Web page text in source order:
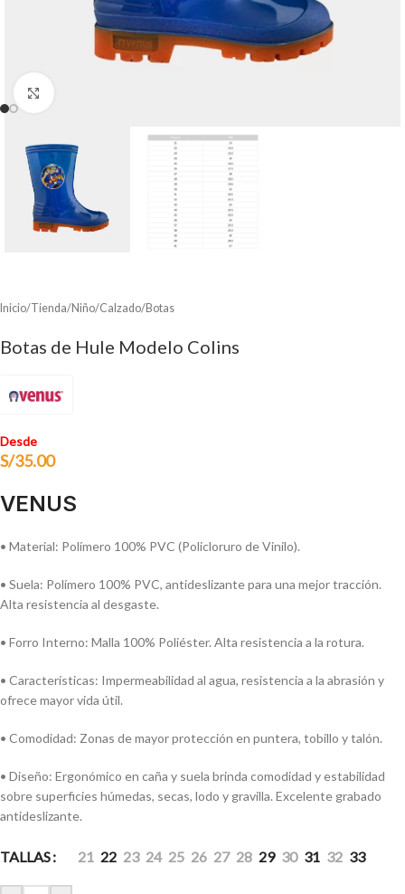
Inicio/Tienda/Niño/Calzado/Botas
Botas de Hule Modelo Colins
Desde
S/35.00
VENUS
• Material: Polímero 100% PVC (Policloruro de Vinilo).
• Suela: Polímero 100% PVC, antideslizante para una mejor tracción.
Alta resistencia al desgaste.
• Forro Interno: Malla 100% Poliéster. Alta resistencia a la rotura.
• Características: Impermeabilidad al agua, resistencia a la abrasión y
ofrece mayor vida útil.
• Comodidad: Zonas de mayor protección en puntera, tobillo y talón.
• Diseño: Ergonómico en caña y suela brinda comodidad y estabilidad
sobre super­ficies húmedas, secas, lodo y gravilla. Excelente grabado
antideslizante.
TALLAS 21 22 23 24 25 26 27 28 29 30 31 32 33